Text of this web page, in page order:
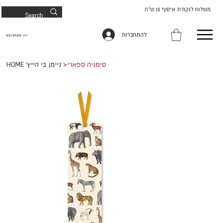
להתחברות NEIMAN BH
משלוח לנקודת איסוף 15 ש"ח
HOME 'ניימן בי הייץ >סימניה ספארי